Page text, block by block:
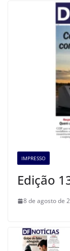
IMPRESSO
Edição
8 de agosto de